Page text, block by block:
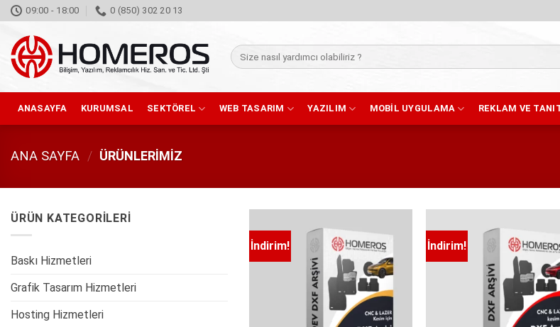
İçeriğe
atla
09:00 - 18:00 0 (850) 302 20 13
Ara:
ANASAYFA KURUMSAL SEKTÖREL WEB TASARIM YAZILIM MOBIL UYGULAMA REKLAM VE
ANA SAYFA / ÜRÜNLERIMIZ
ÜRÜN KATEGORILERI
Baskı Hizmetleri
Grafik Tasarım Hizmetleri
Hosting Hizmetleri
İndirim! İndirim!